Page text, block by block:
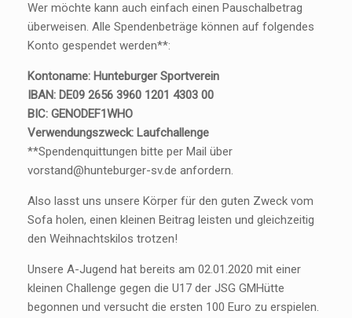
Wer möchte kann auch einfach einen Pauschalbetrag
überweisen. Alle Spendenbeträge können auf folgendes
Konto gespendet werden**:
Kontoname: Hunteburger Sportverein
IBAN: DE09 2656 3960 1201 4303 00
BIC: GENODEF1WHO
Verwendungszweck: Laufchallenge
**Spendenquittungen bitte per Mail über
vorstand@hunteburger-sv.de anfordern.
Also lasst uns unsere Körper für den guten Zweck vom
Sofa holen, einen kleinen Beitrag leisten und gleichzeitig
den Weihnachtskilos trotzen!
Unsere A-Jugend hat bereits am 02.01.2020 mit einer
kleinen Challenge gegen die U17 der JSG GMHütte
begonnen und versucht die ersten 100 Euro zu erspielen.